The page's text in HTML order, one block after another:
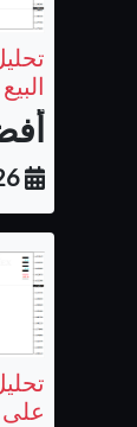
06/08/2026
على